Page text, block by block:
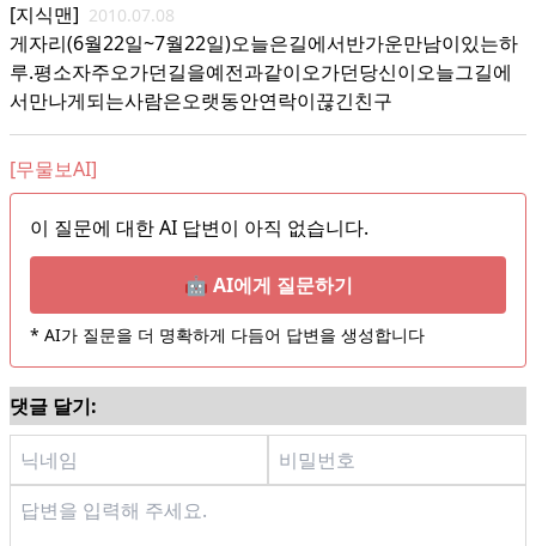
[지식맨] 2010.07.08
게자리(6월22일~7월22일)오늘은길에서반가운만남이있는하
루.평소자주오가던길을예전과같이오가던당신이오늘그길에
서만나게되는사람은오랫동안연락이끊긴친구
[무물보AI]
이 질문에 대한 AI 답변이 아직 없습니다.
🤖 AI에게 질문하기
* AI가 질문을 더 명확하게 다듬어 답변을 생성합니다
댓글 달기: